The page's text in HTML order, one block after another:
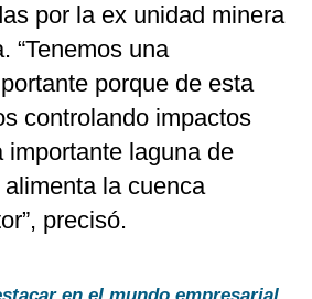
por la ex unidad minera
“Tenemos una
porque de esta
controlando impactos
importante laguna de
alimenta la cuenca
precisó.